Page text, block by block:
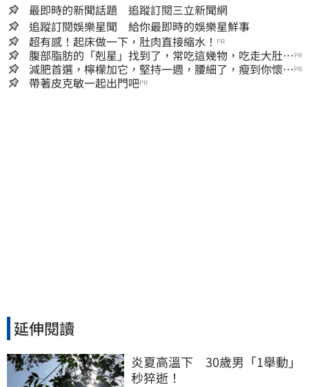
最即時的新聞話題 追蹤訂閱三立新聞網
追蹤訂閱娛樂星聞 給你最即時的娛樂星鮮事
超有感！起床做一下，肚肉直接縮水！ PR
腹部脂肪的「剋星」找到了，常吃這幾物，吃走大肚
囊，瘦出小蠻腰
PR
減肥首選，檸檬加它，堅持一週，腰細了，瘦到你懷疑
人生
PR
帶著皮克敏一起出門吧PR
延伸閱讀
炎夏高溫下　30歲男「1舉動」
秒猝逝！